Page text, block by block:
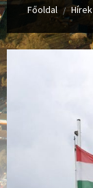
Főoldal / Hírek